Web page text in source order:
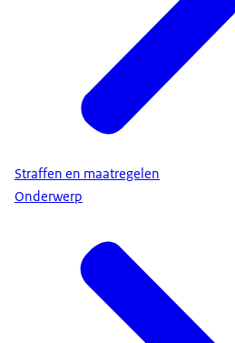
Straffen en maatregelen
Onderwerp